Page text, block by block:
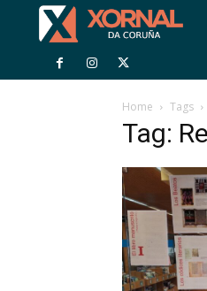
Home Tags
Tag: